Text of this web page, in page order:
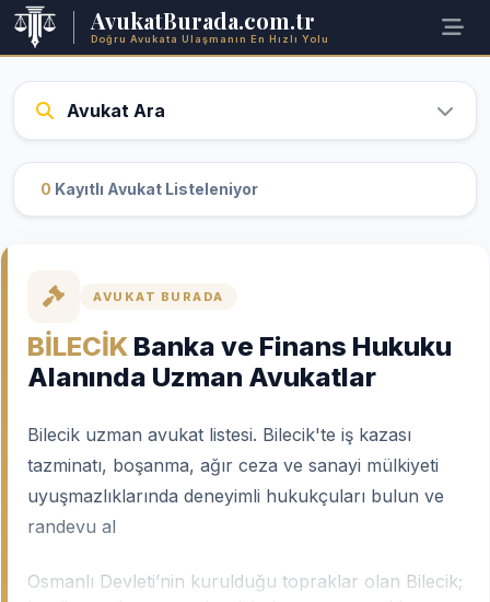
AvukatBurada.com.tr
Doğru Avukata Ulaşmanın En Hızlı Yolu
Avukat Ara
0 Kayıtlı Avukat Listeleniyor
AVUKAT BURADA
BİLECİK Banka ve Finans Hukuku
Alanında Uzman Avukatlar
Bilecik uzman avukat listesi. Bilecik'te iş kazası
tazminatı, boşanma, ağır ceza ve sanayi mülkiyeti
uyuşmazlıklarında deneyimli hukukçuları bulun ve
randevu al
Osmanlı Devleti’nin kurulduğu topraklar olan Bilecik;